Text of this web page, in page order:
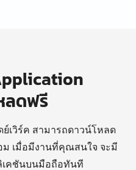
ลดฟรี
เวิร์ค สามารถดาวน์โหลด
ม เมื่อมีงานที่คุณสนใจ จะมี
เคชันบนมือถือทันที